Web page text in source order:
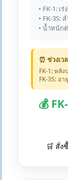
• FK-1: เ
• FK-3S:
• น้ำหนัก
⏰ ช่วงเว
FK-1: หลั
FK-3S: อ
💰
🛒 สั่ง